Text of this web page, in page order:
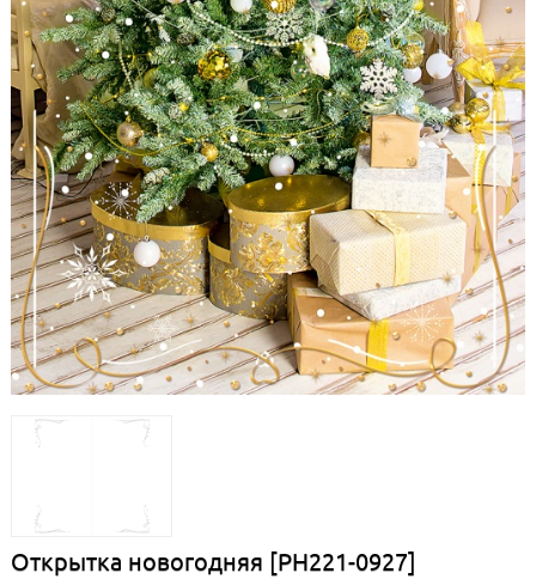
Открытка новогодняя [РН221-0927]